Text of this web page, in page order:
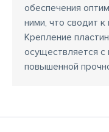
обеспечения
ними, что сводит
Крепление
осуществляется с
повышенной